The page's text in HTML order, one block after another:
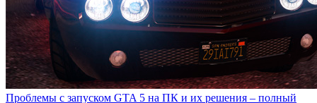
Проблемы с запуском GTA 5 на ПК и их решения – полный